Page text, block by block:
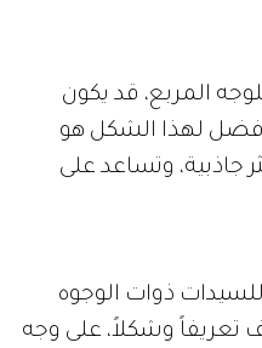
المربع، قد يكون
لهذا الشكل هو
جاذبية، وتساعد على
ذوات الوجوه
تعريفاً وشكلاً، على وجه